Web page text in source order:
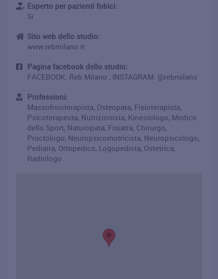
Esperto per pazienti fobici:
Si
Sito web dello studio:
www.rebmilano.it
Pagina facebook dello studio:
FACEBOOK: Reb Milano , INSTAGRAM: @rebmilano
Professioni:
Massofisioterapista, Osteopata, Fisioterapista,
Psicoterapeuta, Nutrizionista, Kinesiologo, Medico
dello Sport, Naturopata, Fisiatra, Chirurgo,
Proctologo, Neuropsicomotricista, Neuropsicologo,
Pediatra, Ortopedico, Logopedista, Ostetrica,
Radiologo